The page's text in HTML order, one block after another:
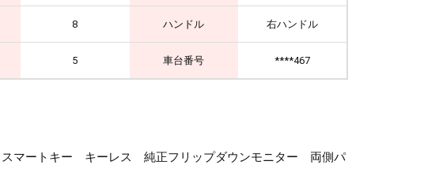
8 ハンドル 右ハンドル
5 車台番号 ****467
スマートキー キーレス 純正フリップダウンモニター 両側パ